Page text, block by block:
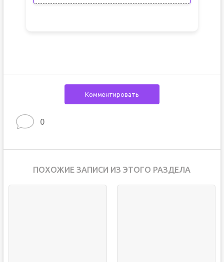
Комментировать
0
ПОХОЖИЕ ЗАПИСИ ИЗ ЭТОГО РАЗДЕЛА